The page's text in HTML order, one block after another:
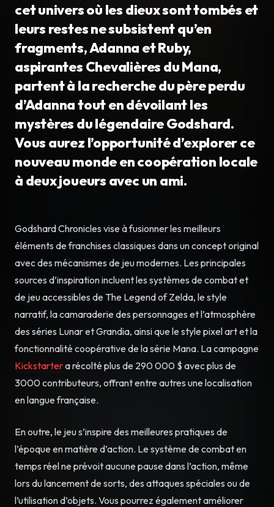
cet univers où les dieux sont tombés et
leurs restes ne subsistent qu’en
fragments, Adanna et Ruby,
aspirantes Chevalières du Mana,
partent à la recherche du père perdu
d’Adanna tout en dévoilant les
mystères du légendaire Godshard.
Vous aurez l’opportunité d’explorer ce
nouveau monde en coopération locale
à deux joueurs avec un ami.
Godshard Chronicles vise à fusionner les meilleurs
éléments de franchises classiques dans un concept original
avec des mécanismes de jeu modernes. Les principales
sources d’inspiration incluent les systèmes de combat et
de jeu accessibles de The Legend of Zelda, le style
narratif, la camaraderie des personnages et l’atmosphère
des séries Lunar et Grandia, ainsi que le style pixel art et la
fonctionnalité coopérative de la série Mana. La campagne
Kickstartera récolté plus de 290 000 $ avec plus de
3000 contributeurs, offrant entre autres une localisation
en langue française.
En outre, le jeu s’inspire des meilleures pratiques de
l’époque en matière d’action. Le système de combat en
temps réel ne prévoit aucune pause dans l’action, même
lors du lancement de sorts, des attaques spéciales ou de
l’utilisation d’objets. Vous pourrez également améliorer